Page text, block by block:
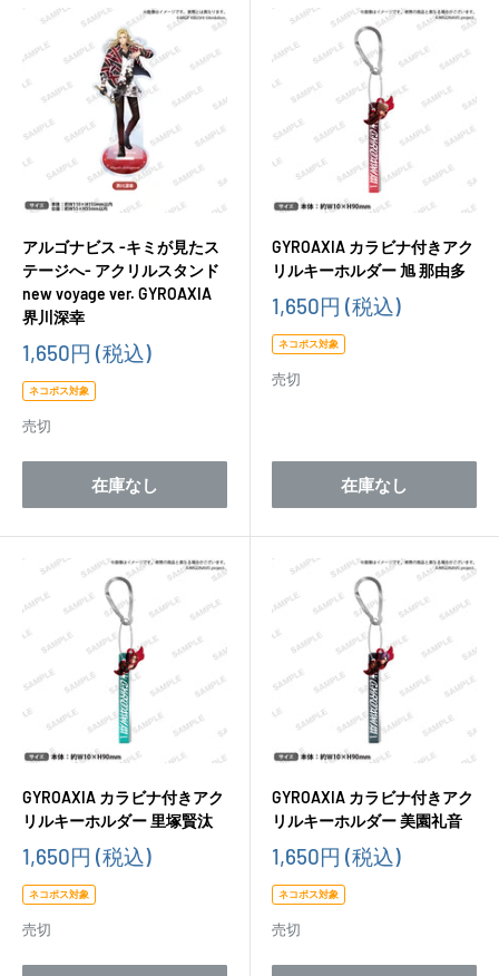
アルゴナビス -キミが見たス
テージへ- アクリルスタンド
new voyage ver. GYROAXIA
界川深幸
販
価
格
1,650円 (税込)
ネコポス対象
売切
在庫なし
GYROAXIA カラビナ付きアク
リルキーホルダー 旭 那由多
販
価
格
1,650円 (税込)
ネコポス対象
売切
在庫なし
GYROAXIA カラビナ付きアク
リルキーホルダー 里塚賢汰
販
価
格
1,650円 (税込)
ネコポス対象
売切
GYROAXIA カラビナ付きアク
リルキーホルダー 美園礼音
販
価
格
1,650円 (税込)
ネコポス対象
売切